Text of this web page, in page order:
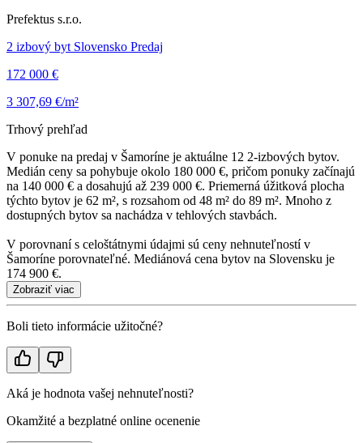
Prefektus s.r.o.
2 izbový byt Slovensko Predaj
172 000 €
3 307,69 €/m²
Trhový prehľad
V ponuke na predaj v Šamoríne je aktuálne 12 2-izbových bytov.
Medián ceny sa pohybuje okolo 180 000 €, pričom ponuky začínajú
na 140 000 € a dosahujú až 239 000 €. Priemerná úžitková plocha
týchto bytov je 62 m², s rozsahom od 48 m² do 89 m². Mnoho z
dostupných bytov sa nachádza v tehlových stavbách.
V porovnaní s celoštátnymi údajmi sú ceny nehnuteľností v
Šamoríne porovnateľné. Mediánová cena bytov na Slovensku je
174 900 €.
Zobraziť viac
Boli tieto informácie užitočné?
Aká je hodnota vašej nehnuteľnosti?
Okamžité a bezplatné online ocenenie